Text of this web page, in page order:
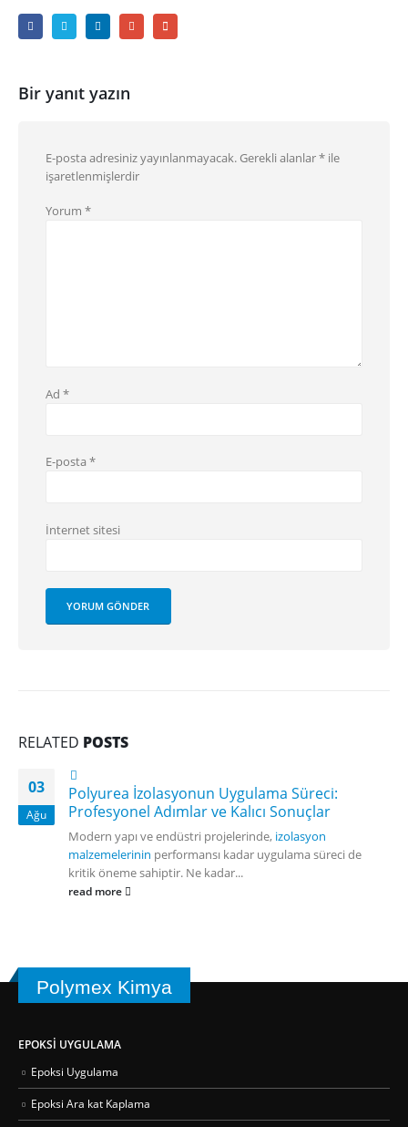
Bir yanıt yazın
E-posta adresiniz yayınlanmayacak. Gerekli alanlar* ile
işaretlenmişlerdir
Yorum *
Ad *
E-posta *
İnternet sitesi
RELATED POSTS
03
Ağu
Polyurea İzolasyonun Uygulama Süreci:
Profesyonel Adımlar ve Kalıcı Sonuçlar
Modern yapı ve endüstri projelerinde, izolasyon
malzemelerinin performansı kadar uygulama süreci de
kritik öneme sahiptir. Ne kadar...
read more
Polymex Kimya
EPOKSI UYGULAMA
Epoksi Uygulama
Epoksi Ara kat Kaplama